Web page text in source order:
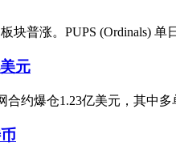
块普涨。PUPS (Ordinals)
元
合约爆仓1.23亿美元，其中